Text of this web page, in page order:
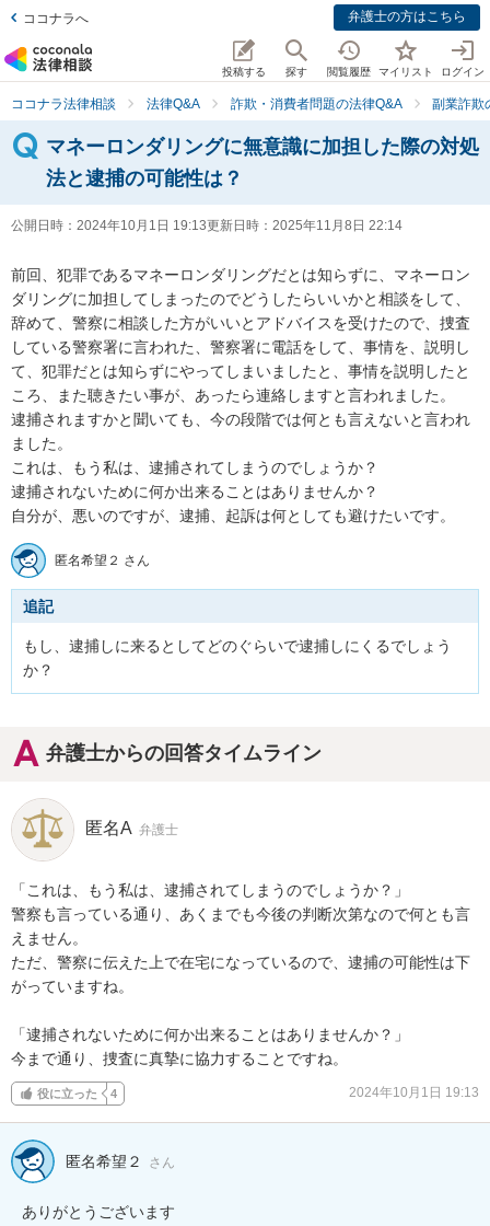
ココナラへ 弁護士の方はこちら
投稿する 探す 閲覧履歴 マイリスト ログイン
ココナラ法律相談 法律Q&A 詐欺・消費者問題の法律Q&A 副業詐欺
マネーロンダリングに無意識に加担した際の対処
法と逮捕の可能性は？
公開日時： 2024年10月1日 19:13更新日時： 2025年11月8日 22:14
前回、犯罪であるマネーロンダリングだとは知らずに、マネーロン
ダリングに加担してしまったのでどうしたらいいかと相談をして、
辞めて、警察に相談した方がいいとアドバイスを受けたので、捜査
している警察署に言われた、警察署に電話をして、事情を、説明し
て、犯罪だとは知らずにやってしまいましたと、事情を説明したと
ころ、また聴きたい事が、あったら連絡しますと言われました。
逮捕されますかと聞いても、今の段階では何とも言えないと言われ
ました。
これは、もう私は、逮捕されてしまうのでしょうか？
逮捕されないために何か出来ることはありませんか？
自分が、悪いのですが、逮捕、起訴は何としても避けたいです。
匿名希望２ さん
追記
もし、逮捕しに来るとしてどのぐらいで逮捕しにくるでしょう
か？
弁護士からの回答タイムライン
匿名A 弁護士
「これは、もう私は、逮捕されてしまうのでしょうか？」
警察も言っている通り、あくまでも今後の判断次第なので何とも言
えません。
ただ、警察に伝えた上で在宅になっているので、逮捕の可能性は下
がっていますね。
「逮捕されないために何か出来ることはありませんか？」
今まで通り、捜査に真摯に協力することですね。
役に立った 4 2024年10月1日 19:13
匿名希望２ さん
ありがとうございます